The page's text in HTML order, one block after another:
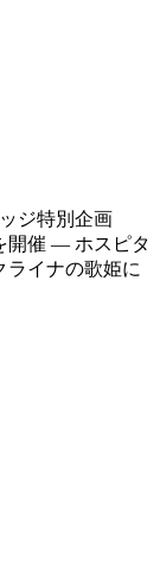
ジ特別企画
開催 — ホスピタ
ライナの歌姫に